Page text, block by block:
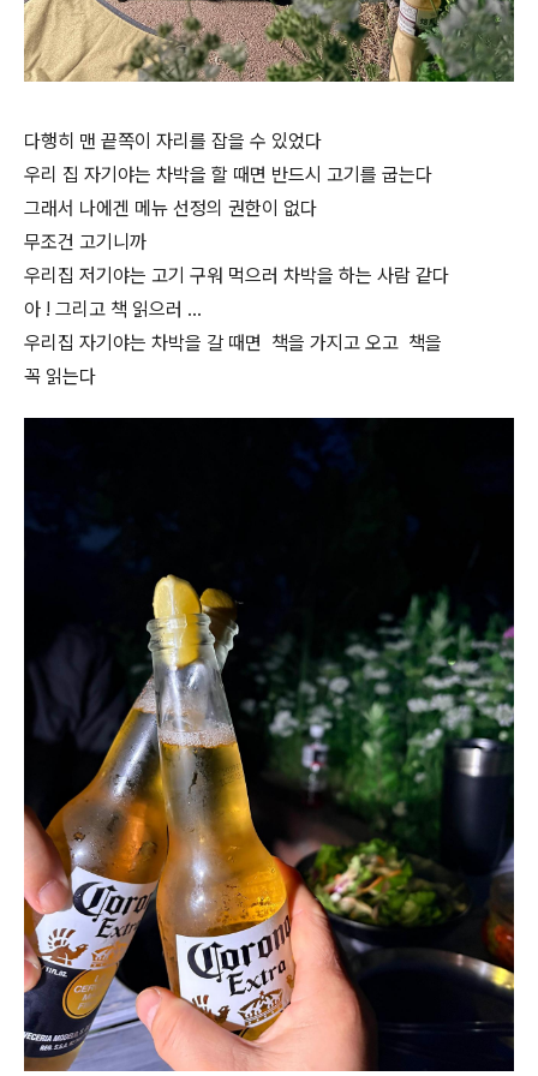
다행히 맨 끝쪽이 자리를 잡을 수 있었다
우리 집 자기야는 차박을 할 때면 반드시 고기를 굽는다
그래서 나에겐 메뉴 선정의 권한이 없다
무조건 고기니까
우리집 저기야는 고기 구워 먹으러 차박을 하는 사람 같다
아 ! 그리고 책 읽으러 …
우리집 자기야는 차박을 갈 때면 책을 가지고 오고 책을
꼭 읽는다